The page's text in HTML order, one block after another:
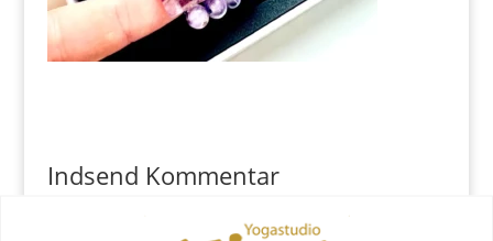
Indsend Kommentar